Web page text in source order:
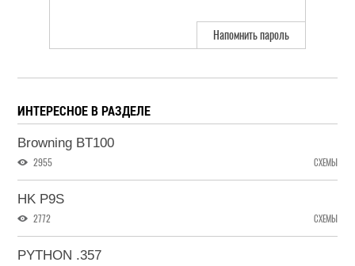
Напомнить пароль
ИНТЕРЕСНОЕ В РАЗДЕЛЕ
Browning BT100
2955 СХЕМЫ
HK P9S
2772 СХЕМЫ
PYTHON .357